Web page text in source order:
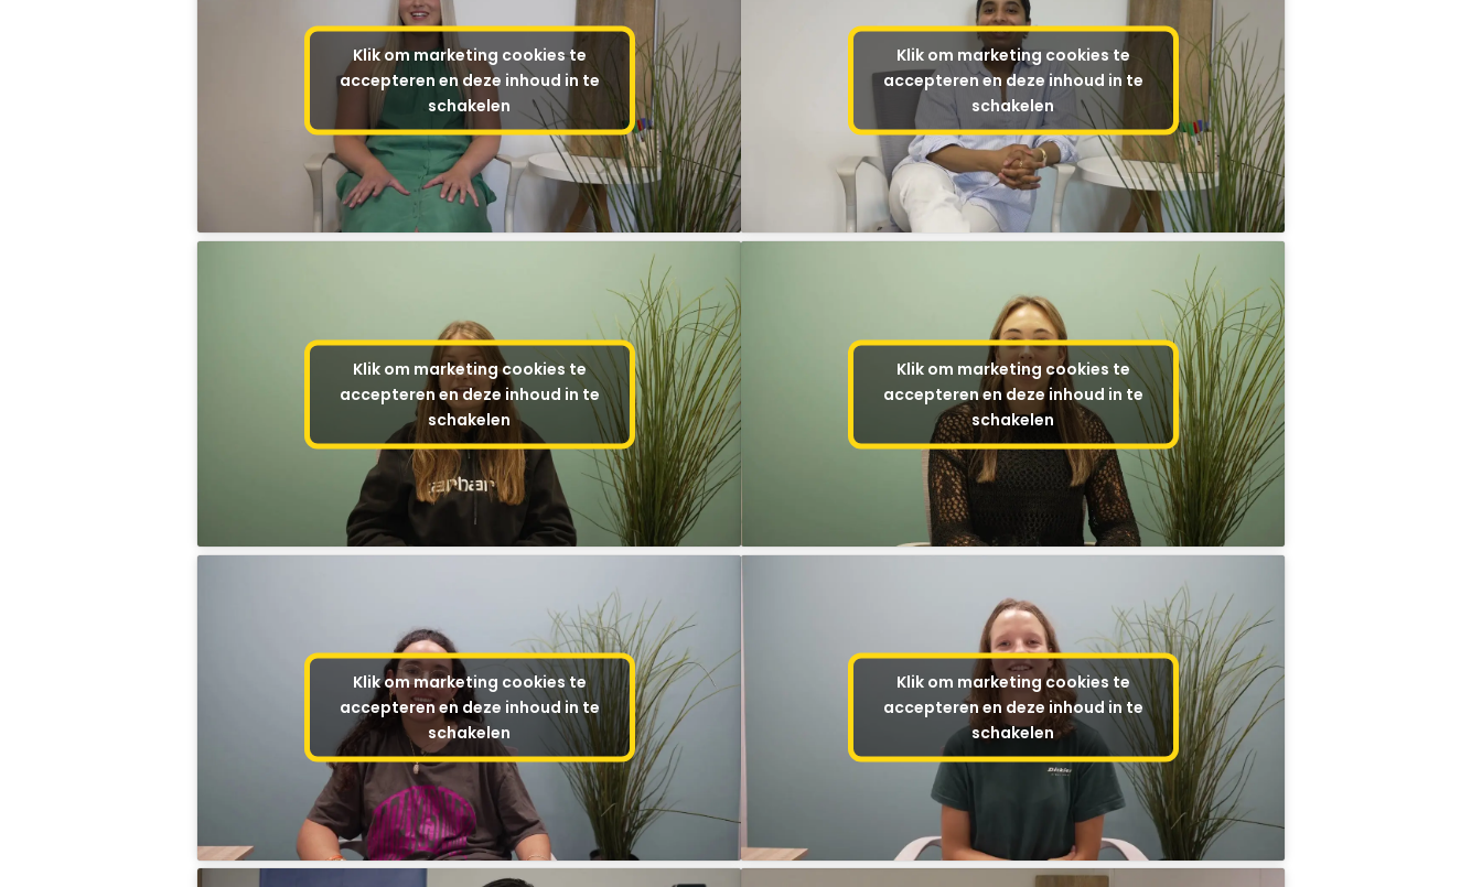
Klik om marketing cookies te
accepteren en deze inhoud in te
schakelen
Klik om marketing cookies te
accepteren en deze inhoud in te
schakelen
Klik om marketing cookies te
accepteren en deze inhoud in te
schakelen
Klik om marketing cookies te
accepteren en deze inhoud in te
schakelen
Klik om marketing cookies te
accepteren en deze inhoud in te
schakelen
Klik om marketing cookies te
accepteren en deze inhoud in te
schakelen